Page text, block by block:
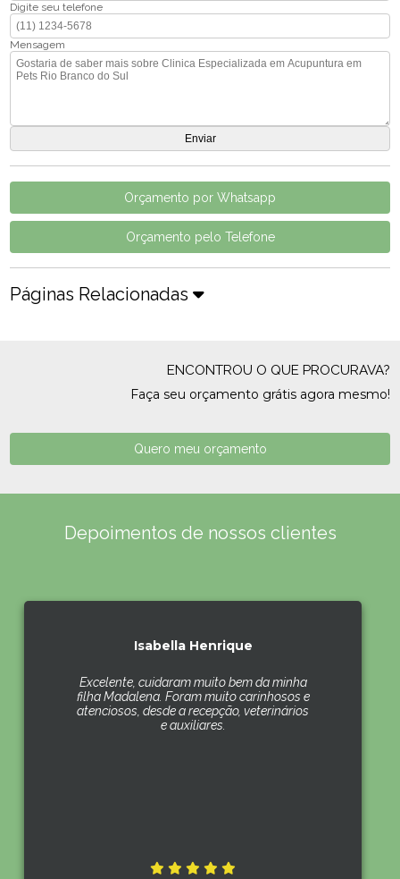
Digite seu telefone
Mensagem
Orçamento por Whatsapp
Orçamento pelo Telefone
Páginas Relacionadas
ENCONTROU O QUE PROCURAVA?
Faça seu orçamento grátis agora mesmo!
Quero meu orçamento
Depoimentos de nossos clientes
Isabella Henrique
Excelente, cuidaram muito bem da minha
filha Madalena. Foram muito carinhosos e
atenciosos, desde a recepção, veterinários
e auxiliares.